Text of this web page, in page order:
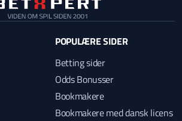
POPULÆRE SIDER
Betting sider
Odds Bonusser
Bookmakere
Bookmakere med dansk licens